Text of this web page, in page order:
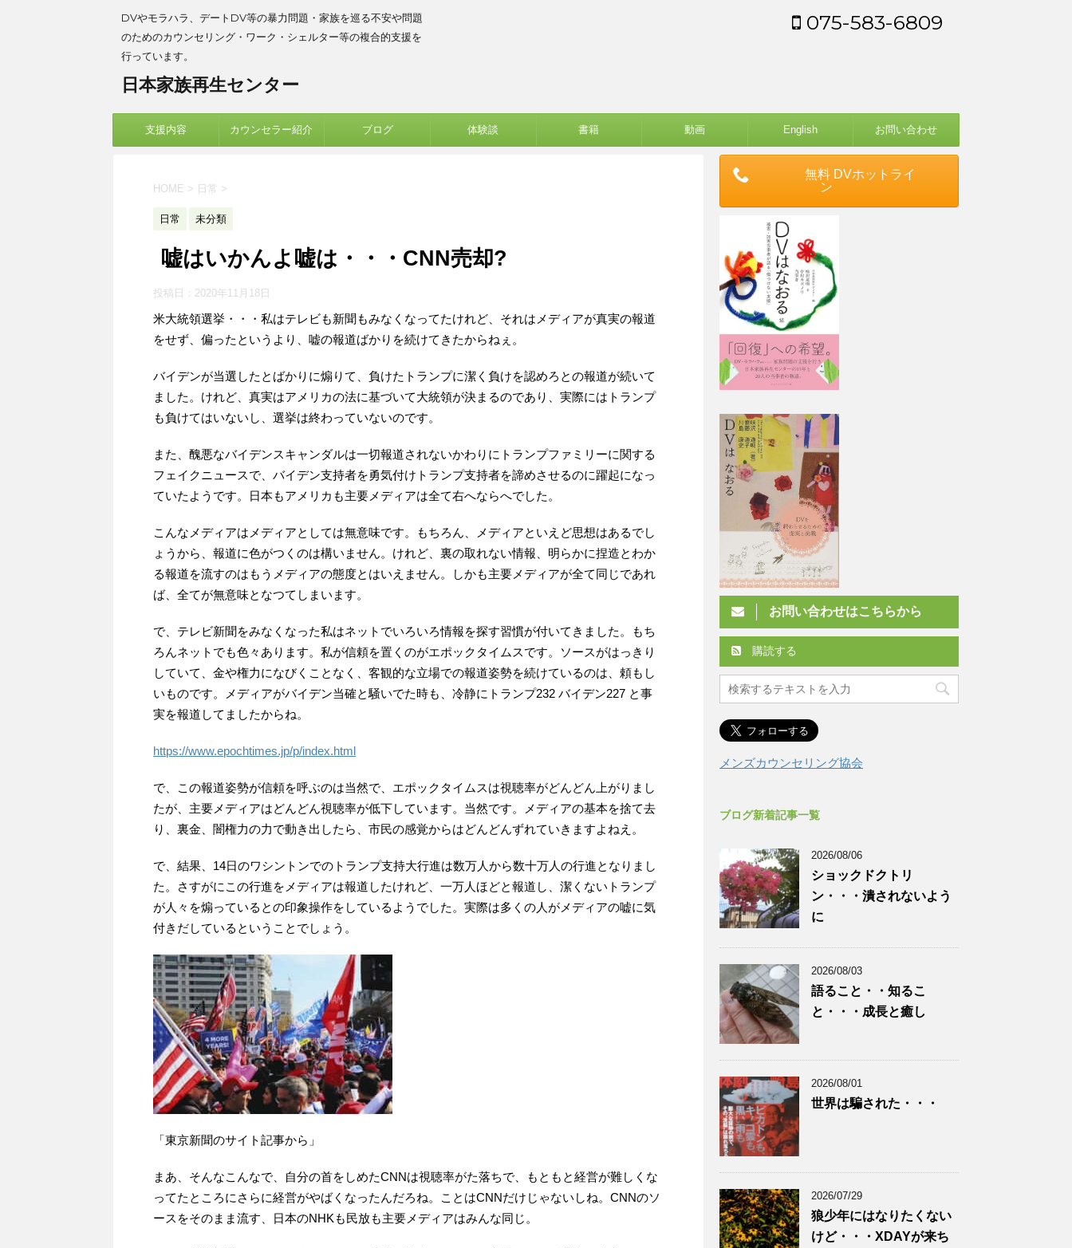
DVやモラハラ、デートDV等の暴力問題・家族を巡る不安や問題
のためのカウンセリング・ワーク・シェルター等の複合的支援を
行っています。
日本家族再生センター
075-583-6809
支援内容 カウンセラー紹介 ブログ 体験談 書籍 動画 English お問い合わせ
HOME > 日常 >
日常 未分類
嘘はいかんよ嘘は・・・CNN売却?
投稿日： 2020年11月18日
米大統領選挙・・・私はテレビも新聞もみなくなってたけれど、それはメディアが真実の報道
をせず、偏ったというより、嘘の報道ばかりを続けてきたからねぇ。
バイデンが当選したとばかりに煽りて、負けたトランプに潔く負けを認めろとの報道が続いて
ました。けれど、真実はアメリカの法に基づいて大統領が決まるのであり、実際にはトランプ
も負けてはいないし、選挙は終わっていないのです。
また、醜悪なバイデンスキャンダルは一切報道されないかわりにトランプファミリーに関する
フェイクニュースで、バイデン支持者を勇気付けトランプ支持者を諦めさせるのに躍起になっ
ていたようです。日本もアメリカも主要メディアは全て右へならへでした。
こんなメディアはメディアとしては無意味です。もちろん、メディアといえど思想はあるでし
ょうから、報道に色がつくのは構いません。けれど、裏の取れない情報、明らかに捏造とわか
る報道を流すのはもうメディアの態度とはいえません。しかも主要メディアが全て同じであれ
ば、全てが無意味となつてしまいます。
で、テレビ新聞をみなくなった私はネットでいろいろ情報を探す習慣が付いてきました。もち
ろんネットでも色々あります。私が信頼を置くのがエポックタイムスです。ソースがはっきり
していて、金や権力になびくことなく、客観的な立場での報道姿勢を続けているのは、頼もし
いものです。メディアがバイデン当確と騒いでた時も、冷静にトランプ232 バイデン227 と事
実を報道してましたからね。
https://www.epochtimes.jp/p/index.html
で、この報道姿勢が信頼を呼ぶのは当然で、エポックタイムスは視聴率がどんどん上がりまし
たが、主要メディアはどんどん視聴率が低下しています。当然です。メディアの基本を捨て去
り、裏金、闇権力の力で動き出したら、市民の感覚からはどんどんずれていきますよねえ。
で、結果、14日のワシントンでのトランプ支持大行進は数万人から数十万人の行進となりまし
た。さすがにこの行進をメディアは報道したけれど、一万人ほどと報道し、潔くないトランプ
が人々を煽っているとの印象操作をしているようでした。実際は多くの人がメディアの嘘に気
付きだしているということでしょう。
「東京新聞のサイト記事から」
まあ、そんなこんなで、自分の首をしめたCNNは視聴率がた落ちで、もともと経営が難しくな
ってたところにさらに経営がやばくなったんだろね。ことはCNNだけじゃないしね。CNNのソ
ースをそのまま流す、日本のNHKも民放も主要メディアはみんな同じ。
無料 DVホットライ
ン
お問い合わせはこちらから
購読する
メンズカウンセリング協会
ブログ新着記事一覧
2026/08/06
ショックドクトリ
ン・・・潰されないよう
に
2026/08/03
語ること・・知るこ
と・・・成長と癒し
2026/08/01
世界は騙された・・・
2026/07/29
狼少年にはなりたくない
けど・・・XDAYが来ち